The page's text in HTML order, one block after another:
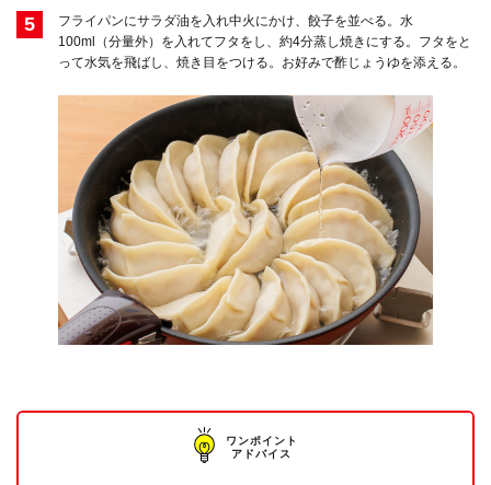
5
フライパンにサラダ油を入れ中火にかけ、餃子を並べる。水
100ml（分量外）を入れてフタをし、約4分蒸し焼きにする。フタをと
って水気を飛ばし、焼き目をつける。お好みで酢じょうゆを添える。
ワンポイント
アドバイス